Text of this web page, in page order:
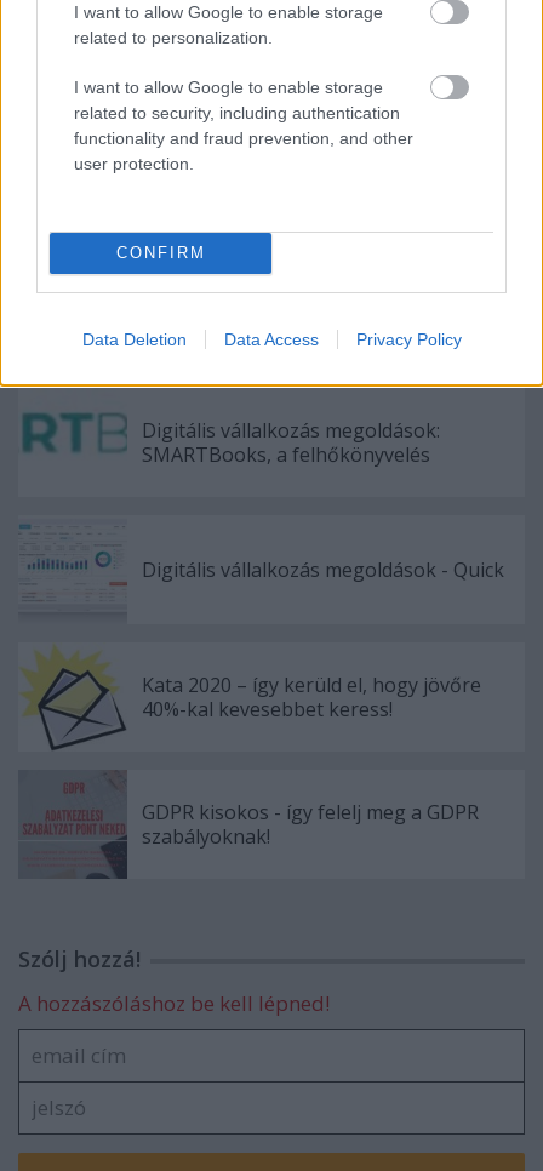
I want to allow Google to enable storage
related to personalization.
I want to allow Google to enable storage
related to security, including authentication
functionality and fraud prevention, and other
user protection.
CONFIRM
Data Deletion Data Access Privacy Policy
biznisz iskola vállalkozás törvények
Ajánlott bejegyzések:
terv – az alapok
Digitális vállalkozás megoldások:
SMARTBooks, a felhőkönyvelés
Digitális vállalkozás megoldások - Quick
Kata 2020 – így kerüld el, hogy jövőre
40%-kal kevesebbet keress!
GDPR kisokos - így felelj meg a GDPR
szabályoknak!
Szólj hozzá!
A hozzászóláshoz be kell lépned!